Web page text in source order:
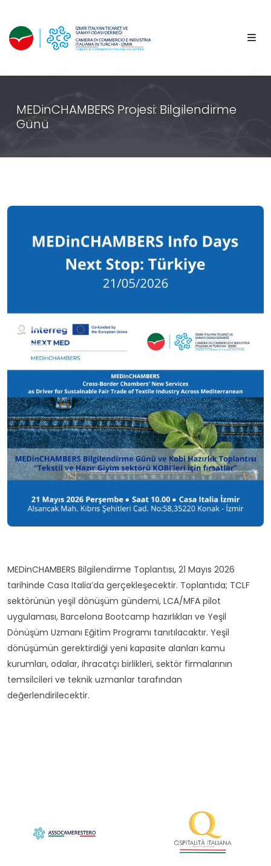
MEDinCHAMBERS Projesi: Bilgilendirme
Günü
MEDinCHAMBERS Bilgilendirme Toplantısı, 21 Mayıs 2026
tarihinde Casa Italia’da gerçekleşecektir. Toplantıda; TCLF
sektörünün yeşil dönüşüm gündemi, LCA/MFA pilot
uygulaması, Barcelona Bootcamp hazırlıkları ve Yeşil
Dönüşüm Uzmanı Eğitim Programı tanıtılacaktır. Yeşil
dönüşümün gerektirdiği yeni kapasite alanları kamu
kurumları, odalar, ihracatçı birlikleri, sektör firmalarının
temsilcileri ve teknik uzmanlar tarafından
değerlendirilecektir.